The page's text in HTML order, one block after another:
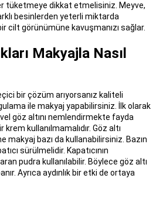
tüketmeye dikkat etmelisiniz. Meyve,
besinlerden yeterli miktarda
cilt görünümüne kavuşmanızı sağlar.
Makyajla Nasıl
bir çözüm arıyorsanız kaliteli
ile makyaj yapabilirsiniz. İlk olarak
göz altını nemlendirmekte fayda
krem kullanılmamalıdır. Göz altı
makyaj bazı da kullanabilirsiniz. Bazın
sürülmelidir. Kapatıcının
pudra kullanılabilir. Böylece göz altı
Ayrıca aydınlık bir etki de ortaya